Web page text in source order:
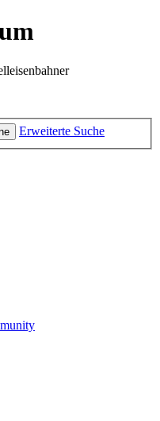
Erweiterte Suche